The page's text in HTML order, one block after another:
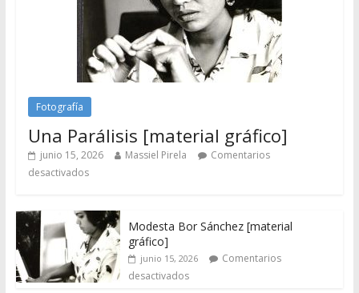
Fotografía
Una Parálisis [material gráfico]
junio 15, 2026 Massiel Pirela
Comentarios
desactivados
Modesta Bor Sánchez [material
gráfico]
junio 15, 2026
Comentarios
desactivados